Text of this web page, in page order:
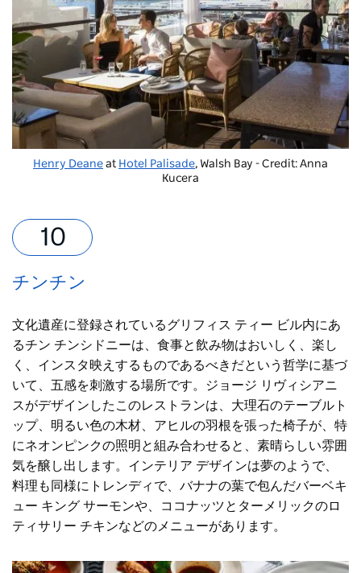
Henry Deane at Hotel Palisade, Walsh Bay - Credit: Anna
Kucera
チンチン
文化遺産に登録されているグリフィス ティー ビル内にあ
るチン チンシドニーは、食事と飲み物はおいしく、楽し
く、インスタ映えするものであるべきだという哲学に基づ
いて、五感を刺激する場所です。ジョージ リヴィシアニ
スがデザインしたこのレストランは、大理石のテーブルト
ップ、明るい色の木材、アヒルの羽根を張った椅子が、特
にネオンピンクの照明と組み合わせると、素晴らしい雰囲
気を醸し出します。インテリア デザインは夢のようで、
料理も同様にトレンディで、バナナの葉で包んだバーベキ
ュー キング サーモンや、ココナッツとターメリックのロ
ティサリー チキンなどのメニューがあります。